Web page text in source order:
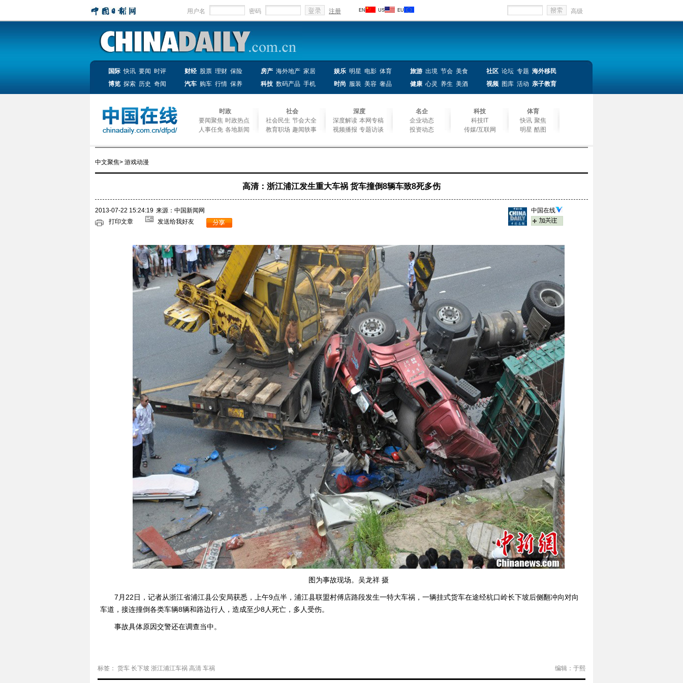
用户名 密码 注册 EN US EU 高级
国际 快讯 要闻 时评 财经 股票 理财 保险 房产 海外地产 家居 娱乐 明星 电影 体育 旅游 出境 节会 美食 社区 论坛 专题 海外移民
博览 探索 历史 奇闻 汽车 购车 行情 保养 科技 数码产品 手机 时尚 服装 美容 奢品 健康 心灵 养生 美酒 视频 图库 活动 亲子教育
时政
要闻聚焦 时政热点
人事任免 各地新闻
社会
社会民生 节会大全
教育职场 趣闻轶事
深度
深度解读 本网专稿
视频播报 专题访谈
名企
企业动态
投资动态
科技
科技IT
传媒/互联网
体育
快讯 聚焦
明星 酷图
中文聚焦> 游戏动漫
高清：浙江浦江发生重大车祸 货车撞倒8辆车致8死多伤
2013-07-22 15:24:19 来源：中国新闻网
打印文章
发送给我好友
中国在线
图为事故现场。吴龙祥 摄
7月22日，记者从浙江省浦江县公安局获悉，上午9点半，浦江县联盟村傅店路段发生一特大车祸，一辆挂式货车在途经杭口岭长下坡后侧翻冲向对向
车道，接连撞倒各类车辆8辆和路边行人，造成至少8人死亡，多人受伤。
事故具体原因交警还在调查当中。
编辑：于熙
标签： 货车 长下坡 浙江浦江车祸 高清 车祸